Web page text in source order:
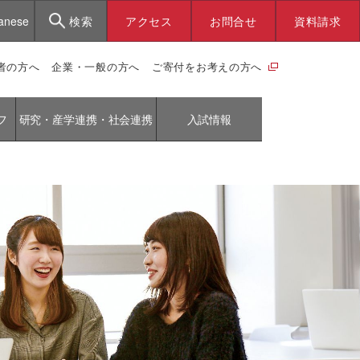
検索 アクセス お問合せ 資料請求
の方へ 企業・一般の方へ ご寄付をお考えの方へ
研究・産学連携・社会連携 入試情報